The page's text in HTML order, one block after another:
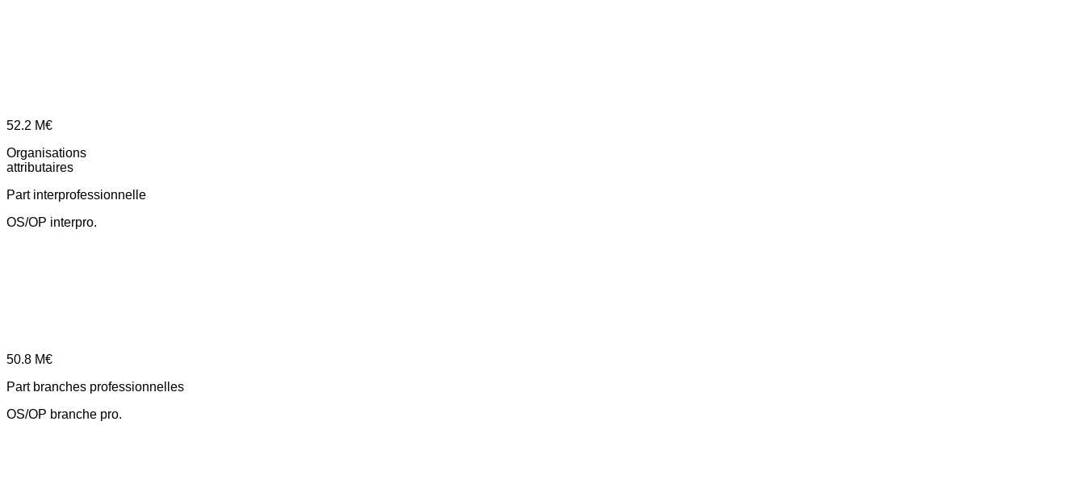
52.2 M€
Organisations
attributaires
Part interprofessionnelle
OS/OP interpro.
50.8 M€
Part branches professionnelles
OS/OP branche pro.